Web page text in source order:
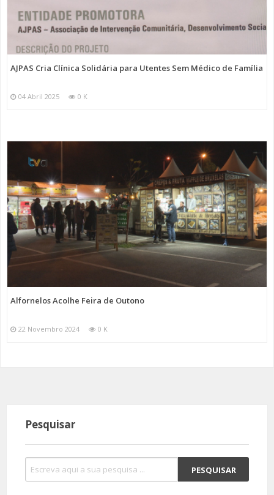
AJPAS Cria Clínica Solidária para Utentes Sem Médico de Família
04 Abril 2025 0 K
Alfornelos Acolhe Feira de Outono
22 Novembro 2024 0 K
Pesquisar